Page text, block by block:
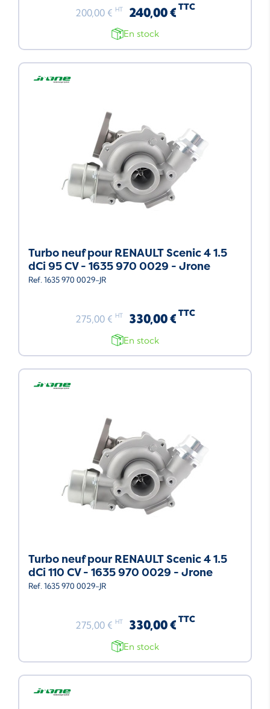
200,00 € HT 240,00 € TTC
En stock
Neuf
Turbo neuf pour RENAULT Scenic 4 1.5
dCi 95 CV - 1635 970 0029 - Jrone
Ref. 1635 970 0029-JR
275,00 € HT 330,00 € TTC
En stock
Neuf
Turbo neuf pour RENAULT Scenic 4 1.5
dCi 110 CV - 1635 970 0029 - Jrone
Ref. 1635 970 0029-JR
275,00 € HT 330,00 € TTC
En stock
Neuf